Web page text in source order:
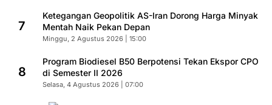
7
Ketegangan Geopolitik AS-Iran Dorong Harga Minyak
Mentah Naik Pekan Depan
Minggu, 2 Agustus 2026 | 15:00
8
Program Biodiesel B50 Berpotensi Tekan Ekspor CPO
di Semester II 2026
Selasa, 4 Agustus 2026 | 07:00